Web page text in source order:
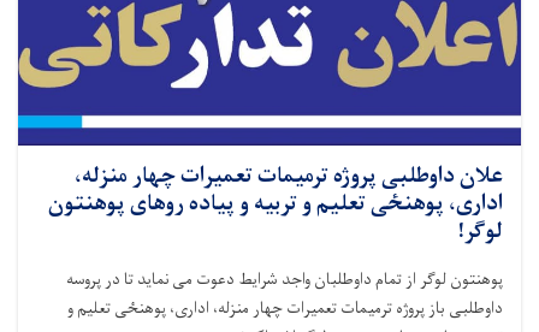
علان داوطلبی پروژه ترمیمات تعمیرات چهار منزله،
اداری، پوهنځی تعلیم و تربیه و پیاده روهای پوهنتون
لوگر!
پوهنتون لوگر از تمام داوطلبان واجد شرایط دعوت می نماید تا در پروسه
داوطلبی باز پروژه ترمیمات تعمیرات چهار منزله، اداری، پوهنځی تعلیم و